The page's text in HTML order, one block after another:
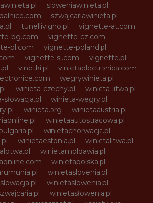
sloweniawinieta.pl
szwajcariawinieta.pl
tunellivigno.pl
vignette-at.com
bg.com
vignette-cz.com
pl.com
vignette-poland.pl
vignette-si.com
vignette.pl
vinetki.pl
vinietaelectronica.com
wegrywinieta.pl
winieta-czechy.pl
winieta-litwa.pl
słowacja.pl
winieta-wegry.pl
winieta.org
winietaaustria.pl
winietaautostradowa.pl
winietachorwacja.pl
winietaestonia.pl
winietalitwa.pl
winietamoldawia.pl
winietapolska.pl
winietaslovenia.pl
winietaslowenia.pl
winietasłowenia.pl